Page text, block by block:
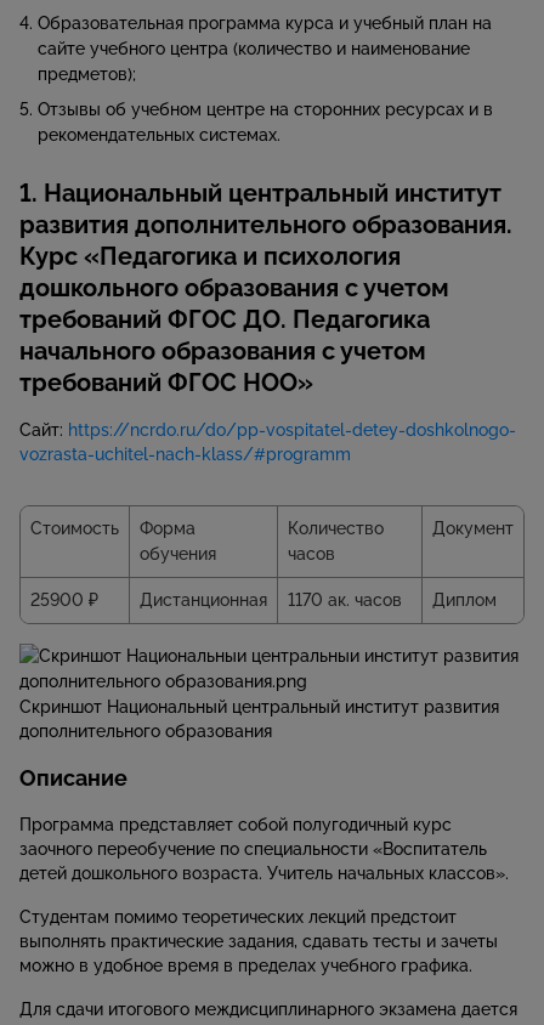
Образовательная программа курса и учебный план на
сайте учебного центра (количество и наименование
предметов);
Отзывы об учебном центре на сторонних ресурсах и в
рекомендательных системах.
1. Национальный центральный институт
развития дополнительного образования.
Курс «Педагогика и психология
дошкольного образования с учетом
требований ФГОС ДО. Педагогика
начального образования с учетом
требований ФГОС НОО»
Сайт: https://ncrdo.ru/do/pp-vospitatel-detey-doshkolnogo-
vozrasta-uchitel-nach-klass/#programm
Стоимость
Форма
обучения
Количество
часов
Документ
25900 ₽ Дистанционная 1170 ак. часов Диплом
Скриншот Национальный центральный институт развития
дополнительного образования
Описание
Программа представляет собой полугодичный курс
заочного переобучение по специальности «Воспитатель
детей дошкольного возраста. Учитель начальных классов».
Студентам помимо теоретических лекций предстоит
выполнять практические задания, сдавать тесты и зачеты
можно в удобное время в пределах учебного графика.
Для сдачи итогового междисциплинарного экзамена дается